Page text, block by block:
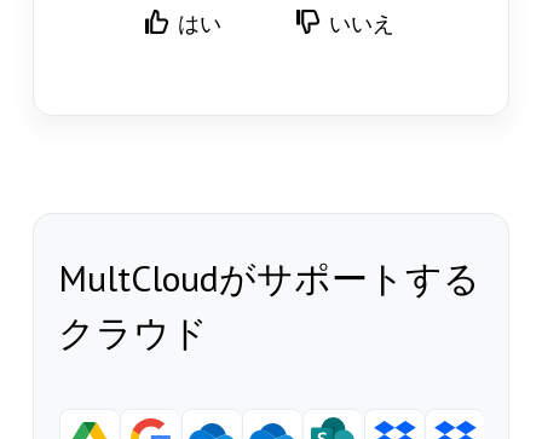
はい いいえ
MultCloudがサポートする
クラウド